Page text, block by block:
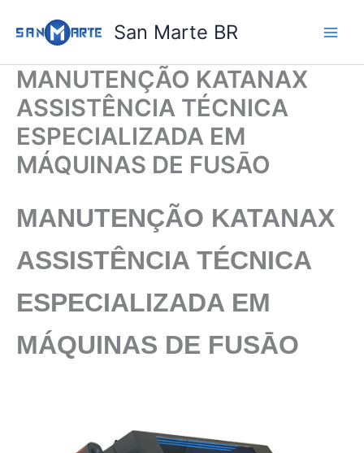
para
conteúdo
San Marte BR
MANUTENÇÃO KATANAX
ASSISTÊNCIA TÉCNICA
ESPECIALIZADA EM
MÁQUINAS DE FUSĀO
MANUTENÇÃO KATANAX
ASSISTÊNCIA TÉCNICA
ESPECIALIZADA EM
MÁQUINAS DE FUSĀO